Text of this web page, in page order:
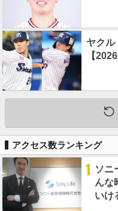
ヤクル
【
アクセス数ランキング
1 ソニ
んな
いけ